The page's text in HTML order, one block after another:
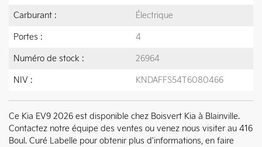
Carburant : Électrique
Portes : 4
Numéro de stock : 26964
NIV : KNDAFFS54T6080466
Ce Kia EV9 2026 est disponible chez Boisvert Kia à Blainville.
Contactez notre équipe des ventes ou venez nous visiter au 416
Boul. Curé Labelle pour obtenir plus d'informations, en faire